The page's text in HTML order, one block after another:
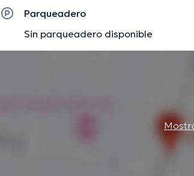
Parqueadero
Sin parqueadero disponible